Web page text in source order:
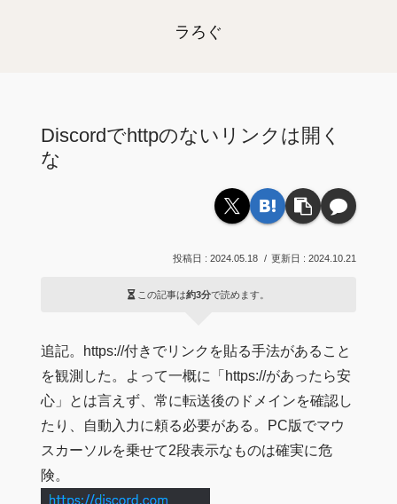
ラろぐ
Discordでhttpのないリンクは開く
な
2024.05.18 2024.10.21
この記事は約3分で読めます。
追記。https://付きでリンクを貼る手法があること
を観測した。よって一概に「https://があったら安
心」とは言えず、常に転送後のドメインを確認し
たり、自動入力に頼る必要がある。PC版でマウ
スカーソルを乗せて2段表示なものは確実に危
険。